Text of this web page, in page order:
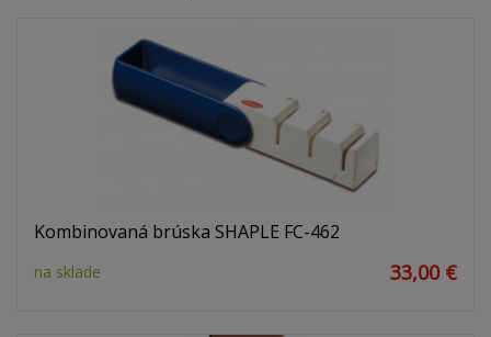
Kombinovaná brúska SHAPLE FC-462
na sklade 33,00 €